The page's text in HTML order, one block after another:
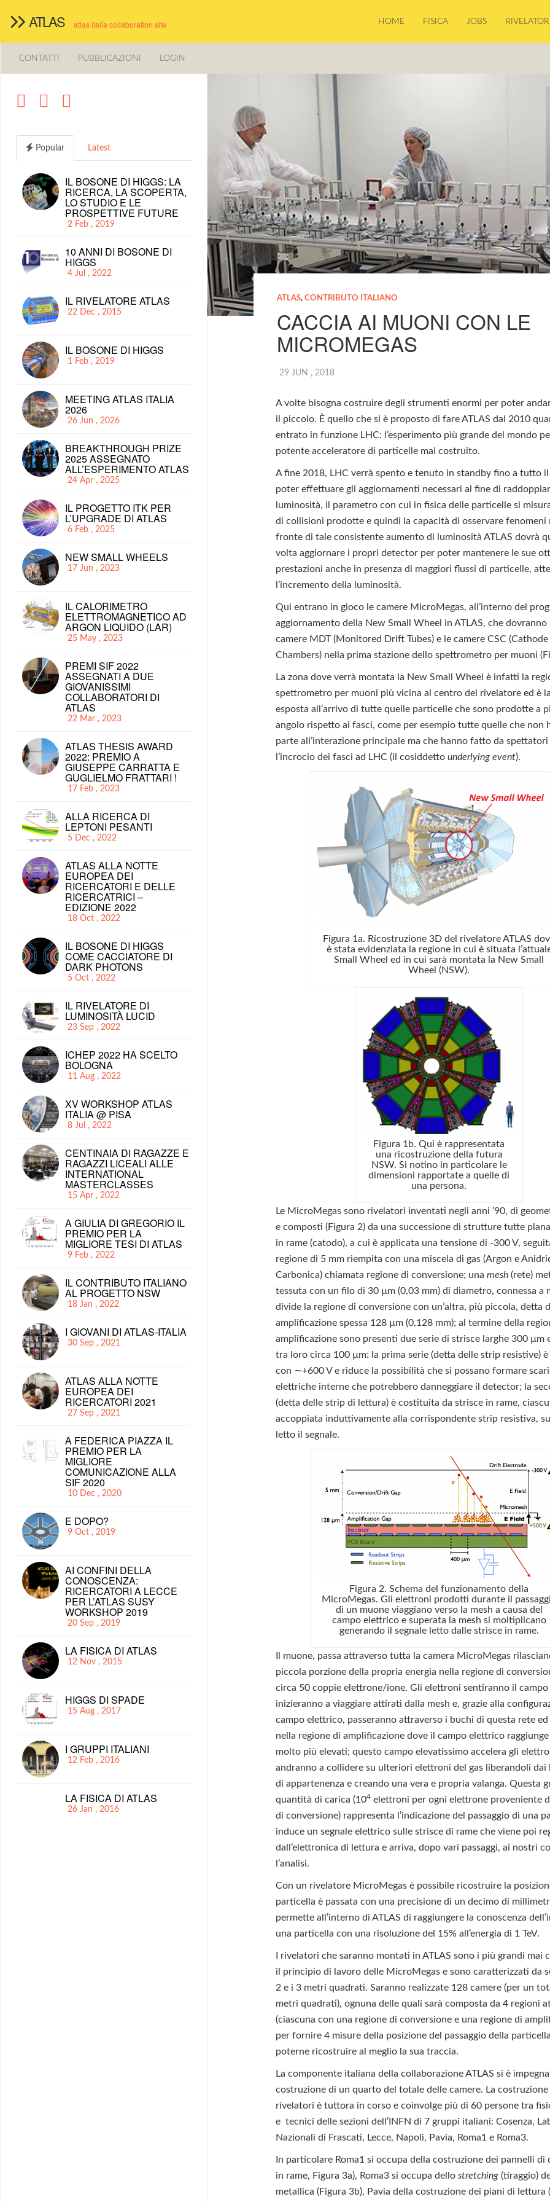
ATLAS atlas italia collaboration site HOME FISICA JOBS
CONTATTI PUBBLICAZIONI LOGIN
ATLAS, CONTRIBUTO ITALIANO
CACCIA AI MUONI CON LE
MICROMEGAS
29 JUN , 2018
A volte bisogna costruire degli strumenti enormi per poter
il piccolo. È quello che si è proposto di fare ATLAS dal 2010
entrato in funzione LHC: l’esperimento più grande del mondo
potente acceleratore di particelle mai costruito.
A fine 2018, LHC verrà spento e tenuto in standby fino a tutto
poter effettuare gli aggiornamenti necessari al fine di
luminosità, il parametro con cui in fisica delle particelle si
di collisioni prodotte e quindi la capacità di osservare fenomeni
fronte di tale consistente aumento di luminosità ATLAS dovrà
volta aggiornare i propri detector per poter mantenere le sue
prestazioni anche in presenza di maggiori flussi di particelle,
l’incremento della luminosità.
Qui entrano in gioco le camere MicroMegas, all’interno del
aggiornamento della New Small Wheel in ATLAS, che
camere MDT (Monitored Drift Tubes) e le camere CSC
Chambers) nella prima stazione dello spettrometro per muoni
La zona dove verrà montata la New Small Wheel è infatti la
spettrometro per muoni più vicina al centro del rivelatore ed è
esposta all’arrivo di tutte quelle particelle che sono prodotte a
angolo rispetto ai fasci, come per esempio tutte quelle che non
parte all’interazione principale ma che hanno fatto da
l’incrocio dei fasci ad LHC (il cosiddettounderlying event).
Figura 1a. Ricostruzione 3D del rivelatore ATLAS
è stata evidenziata la regione in cui è situata
Small Wheel ed in cui sarà montata la New Small
Wheel (NSW).
Figura 1b. Qui è rappresentata
una ricostruzione della futura
NSW. Si notino in particolare le
dimensioni rapportate a quelle di
una persona.
Le MicroMegas sono rivelatori inventati negli anni ’90, di
e composti (Figura 2) da una successione di strutture tutte
in rame (catodo), a cui è applicata una tensione di -300 V,
regione di 5 mm riempita con una miscela di gas (Argon e
Carbonica) chiamata regione di conversione; unamesh (rete)
tessuta con un filo di 30 µm (0,03 mm) di diametro, connessa a
divide la regione di conversione con un’altra, più piccola, detta
amplificazione spessa 128 µm (0,128 mm); al termine della
amplificazione sono presenti due serie di strisce larghe 300 µm
tra loro circa 100 µm: la prima serie (detta delle strip resistive)
con ∼+600 V e riduce la possibilità che si possano formare
elettriche interne che potrebbero danneggiare il detector; la
(detta delle strip di lettura) è costituita da strisce in rame,
accoppiata induttivamente alla corrispondente strip resistiva,
letto il segnale.
Figura 2. Schema del funzionamento della
MicroMegas. Gli elettroni prodotti durante il
di un muone viaggiano verso la mesh a causa del
campo elettrico e superata la mesh si moltiplicano
generando il segnale letto dalle strisce in rame.
Il muone, passa attraverso tutta la camera MicroMegas
piccola porzione della propria energia nella regione di
circa 50 coppie elettrone/ione. Gli elettroni sentiranno il
inizieranno a viaggiare attirati dalla mesh e, grazie alla
campo elettrico, passeranno attraverso i buchi di questa rete
nella regione di amplificazione dove il campo elettrico
molto più elevati; questo campo elevatissimo accelera gli
andranno a collidere su ulteriori elettroni del gas liberandoli
di appartenenza e creando una vera e propria valanga. Questa
quantità di carica (104 elettroni per ogni elettrone proveniente
di conversione) rappresenta l’indicazione del passaggio di una
induce un segnale elettrico sulle strisce di rame che viene poi
dall’elettronica di lettura e arriva, dopo vari passaggi, ai nostri
l’analisi.
Con un rivelatore MicroMegas è possibile ricostruire la
particella è passata con una precisione di un decimo di
permette all’interno di ATLAS di raggiungere la conoscenza
una particella con una risoluzione del 15% all’energia di 1 TeV.
I rivelatori che saranno montati in ATLAS sono i più grandi mai
il principio di lavoro delle MicroMegas e sono caratterizzati da
2 e i 3 metri quadrati. Saranno realizzate 128 camere (per un
metri quadrati), ognuna delle quali sarà composta da 4 regioni
(ciascuna con una regione di conversione e una regione di
per fornire 4 misure della posizione del passaggio della
poterne ricostruire al meglio la sua traccia.
La componente italiana della collaborazione ATLAS si è
costruzione di un quarto del totale delle camere. La
rivelatori è tuttora in corso e coinvolge più di 60 persone tra
e tecnici delle sezioni dell’INFN di 7 gruppi italiani: Cosenza,
Nazionali di Frascati, Lecce, Napoli, Pavia, Roma1 e Roma3.
In particolare Roma1 si occupa della costruzione dei pannelli
in rame, Figura 3a), Roma3 si occupa dellostretching (tiraggio)
metallica (Figura 3b), Pavia della costruzione dei piani di lettura
Popular Latest
IL BOSONE DI HIGGS: LA
RICERCA, LA SCOPERTA,
LO STUDIO E LE
PROSPETTIVE FUTURE
2 Feb , 2019
10 ANNI DI BOSONE DI
HIGGS
4 Jul , 2022
IL RIVELATORE ATLAS
22 Dec , 2015
IL BOSONE DI HIGGS
1 Feb , 2019
MEETING ATLAS ITALIA
2026
26 Jun , 2026
BREAKTHROUGH PRIZE
2025 ASSEGNATO
ALL’ESPERIMENTO ATLAS
24 Apr , 2025
IL PROGETTO ITK PER
L’UPGRADE DI ATLAS
6 Feb , 2025
NEW SMALL WHEELS
17 Jun , 2023
IL CALORIMETRO
ELETTROMAGNETICO AD
ARGON LIQUIDO (LAR)
25 May , 2023
PREMI SIF 2022
ASSEGNATI A DUE
GIOVANISSIMI
COLLABORATORI DI
ATLAS
22 Mar , 2023
ATLAS THESIS AWARD
2022: PREMIO A
GIUSEPPE CARRATTA E
GUGLIELMO FRATTARI !
17 Feb , 2023
ALLA RICERCA DI
LEPTONI PESANTI
5 Dec , 2022
ATLAS ALLA NOTTE
EUROPEA DEI
RICERCATORI E DELLE
RICERCATRICI –
EDIZIONE 2022
18 Oct , 2022
IL BOSONE DI HIGGS
COME CACCIATORE DI
DARK PHOTONS
5 Oct , 2022
IL RIVELATORE DI
LUMINOSITÀ LUCID
23 Sep , 2022
ICHEP 2022 HA SCELTO
BOLOGNA
11 Aug , 2022
XV WORKSHOP ATLAS
ITALIA @ PISA
8 Jul , 2022
CENTINAIA DI RAGAZZE E
RAGAZZI LICEALI ALLE
INTERNATIONAL
MASTERCLASSES
15 Apr , 2022
A GIULIA DI GREGORIO IL
PREMIO PER LA
MIGLIORE TESI DI ATLAS
9 Feb , 2022
IL CONTRIBUTO ITALIANO
AL PROGETTO NSW
18 Jan , 2022
I GIOVANI DI ATLAS-ITALIA
30 Sep , 2021
ATLAS ALLA NOTTE
EUROPEA DEI
RICERCATORI 2021
27 Sep , 2021
A FEDERICA PIAZZA IL
PREMIO PER LA
MIGLIORE
COMUNICAZIONE ALLA
SIF 2020
10 Dec , 2020
E DOPO?
9 Oct , 2019
AI CONFINI DELLA
CONOSCENZA:
RICERCATORI A LECCE
PER L’ATLAS SUSY
WORKSHOP 2019
20 Sep , 2019
LA FISICA DI ATLAS
12 Nov , 2015
HIGGS DI SPADE
15 Aug , 2017
I GRUPPI ITALIANI
12 Feb , 2016
LA FISICA DI ATLAS
26 Jan , 2016